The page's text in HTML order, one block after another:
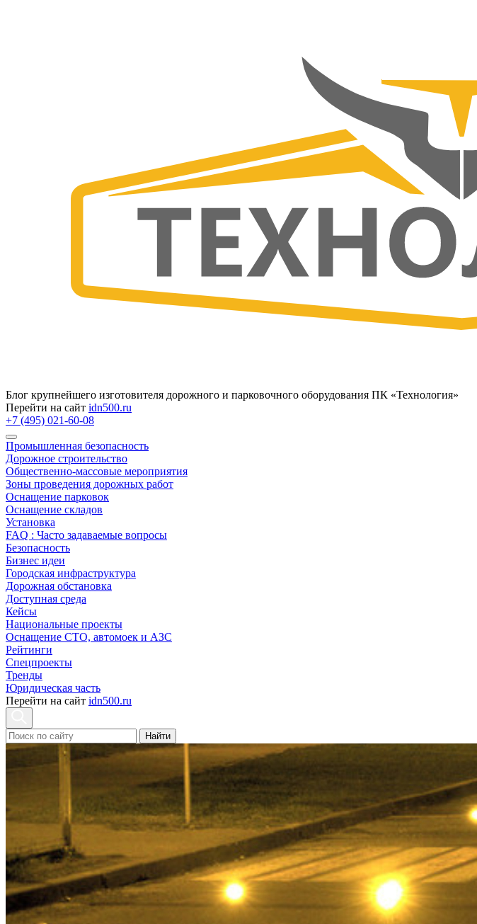
Блог крупнейшего изготовителя дорожного и парковочного оборудования ПК «Технология»
Перейти на сайт idn500.ru
+7 (495) 021-60-08
Промышленная безопасность
Дорожное строительство
Общественно‑массовые мероприятия
Зоны проведения дорожных работ
Оснащение парковок
Оснащение складов
Установка
FAQ : Часто задаваемые вопросы
Безопасность
Бизнес идеи
Городская инфраструктура
Дорожная обстановка
Доступная среда
Кейсы
Национальные проекты
Оснащение СТО, автомоек и АЗС
Рейтинги
Спецпроекты
Тренды
Юридическая часть
Перейти на сайт idn500.ru
Найти